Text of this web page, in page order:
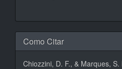
Como Citar
Chiozzini, D. F., & Marques,